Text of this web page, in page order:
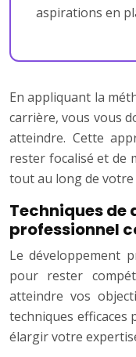
aspirations en
En appliquant la
carrière, vous vous
atteindre. Cette
rester focalisé et de
tout au long de
Techniques de
professionnel
Le développement
pour rester
atteindre vos
techniques efficaces
élargir votre